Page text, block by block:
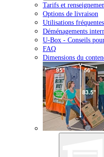
Tarifs et
Options de livraison
Utilisations fréquentes
Déménagements
U-Box - Conseils
FAQ
Dimensions du